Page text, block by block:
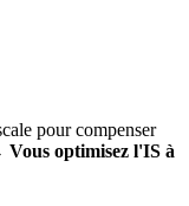
pour compenser
Vous optimisez l'IS à